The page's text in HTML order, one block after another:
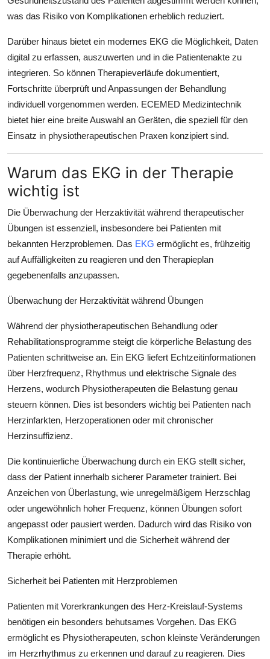
Tech
General
Top 10
How To
Support Number
was das Risiko von Komplikationen erheblich reduziert.
Darüber hinaus bietet ein modernes EKG die Möglichkeit, Daten
digital zu erfassen, auszuwerten und in die Patientenakte zu
integrieren. So können Therapieverläufe dokumentiert,
Fortschritte überprüft und Anpassungen der Behandlung
individuell vorgenommen werden. ECEMED Medizintechnik
bietet hier eine breite Auswahl an Geräten, die speziell für den
Einsatz in physiotherapeutischen Praxen konzipiert sind.
Warum das EKG in der Therapie
wichtig ist
Die Überwachung der Herzaktivität während therapeutischer
Übungen ist essenziell, insbesondere bei Patienten mit
bekannten Herzproblemen. Das EKG ermöglicht es, frühzeitig
auf Auffälligkeiten zu reagieren und den Therapieplan
gegebenenfalls anzupassen.
Überwachung der Herzaktivität während Übungen
Während der physiotherapeutischen Behandlung oder
Rehabilitationsprogramme steigt die körperliche Belastung des
Patienten schrittweise an. Ein EKG liefert Echtzeitinformationen
über Herzfrequenz, Rhythmus und elektrische Signale des
Herzens, wodurch Physiotherapeuten die Belastung genau
steuern können. Dies ist besonders wichtig bei Patienten nach
Herzinfarkten, Herzoperationen oder mit chronischer
Herzinsuffizienz.
Die kontinuierliche Überwachung durch ein EKG stellt sicher,
dass der Patient innerhalb sicherer Parameter trainiert. Bei
Anzeichen von Überlastung, wie unregelmäßigem Herzschlag
oder ungewöhnlich hoher Frequenz, können Übungen sofort
angepasst oder pausiert werden. Dadurch wird das Risiko von
Komplikationen minimiert und die Sicherheit während der
Therapie erhöht.
Sicherheit bei Patienten mit Herzproblemen
Patienten mit Vorerkrankungen des Herz-Kreislauf-Systems
benötigen ein besonders behutsames Vorgehen. Das EKG
ermöglicht es Physiotherapeuten, schon kleinste Veränderungen
im Herzrhythmus zu erkennen und darauf zu reagieren. Dies